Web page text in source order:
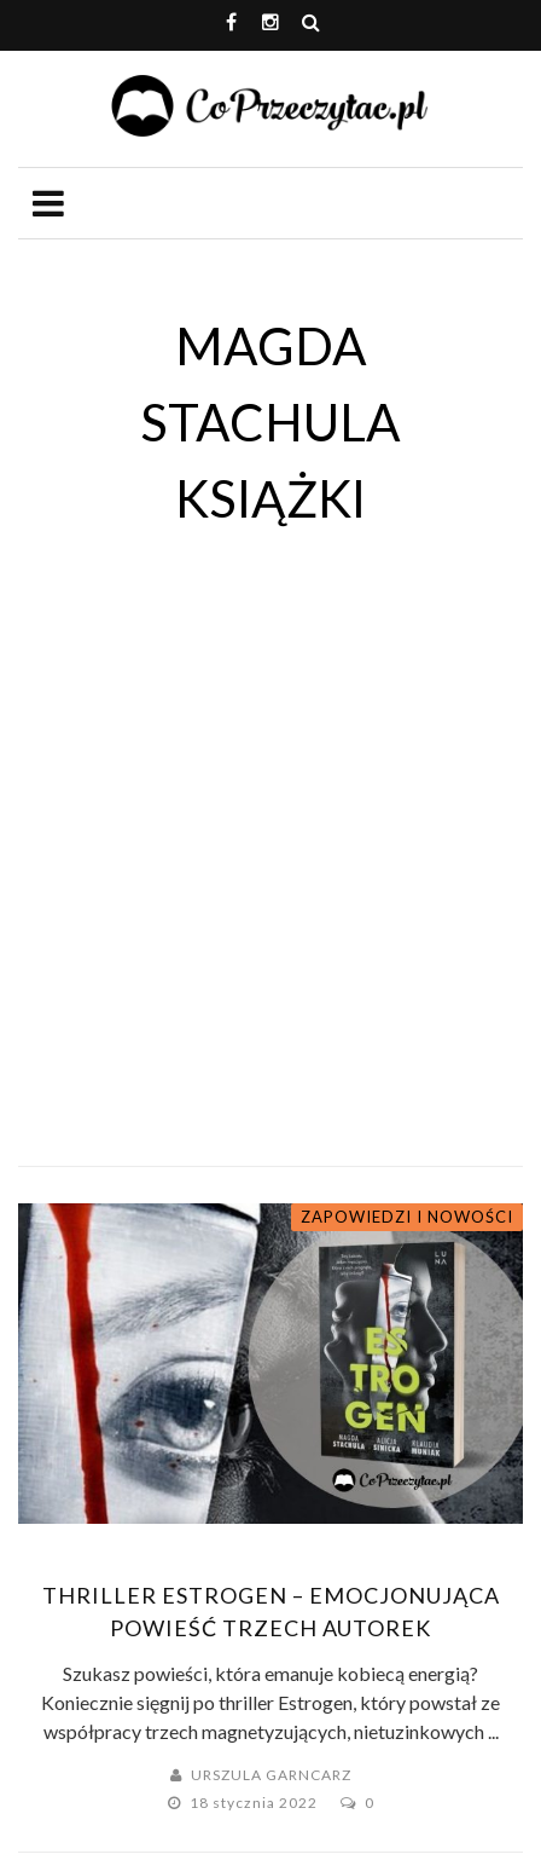
MAGDA
STACHULA
KSIĄŻKI
ZAPOWIEDZI I NOWOŚCI
THRILLER ESTROGEN – EMOCJONUJĄCA
POWIEŚĆ TRZECH AUTOREK
Szukasz powieści, która emanuje kobiecą energią?
Koniecznie sięgnij po thriller Estrogen, który powstał ze
współpracy trzech magnetyzujących, nietuzinkowych ...
URSZULA GARNCARZ
18 stycznia 2022
0